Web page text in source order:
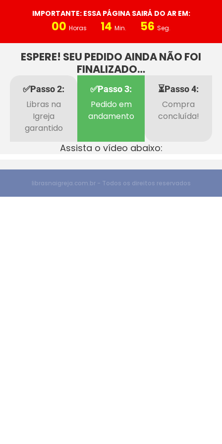
IMPORTANTE: ESSA PÁGINA SAIRÁ DO AR EM:
00 Horas 14 Min. 56 Seg.
ESPERE! SEU PEDIDO AINDA NÃO FOI
FINALIZADO…
✅Passo 2:
Libras na
Igreja
garantido
✅Passo 3:
Pedido em
andamento
⏳Passo 4:
Compra
concluída!
Assista o vídeo abaixo:
librasnaigreja.com.br - Todos os direitos reservados